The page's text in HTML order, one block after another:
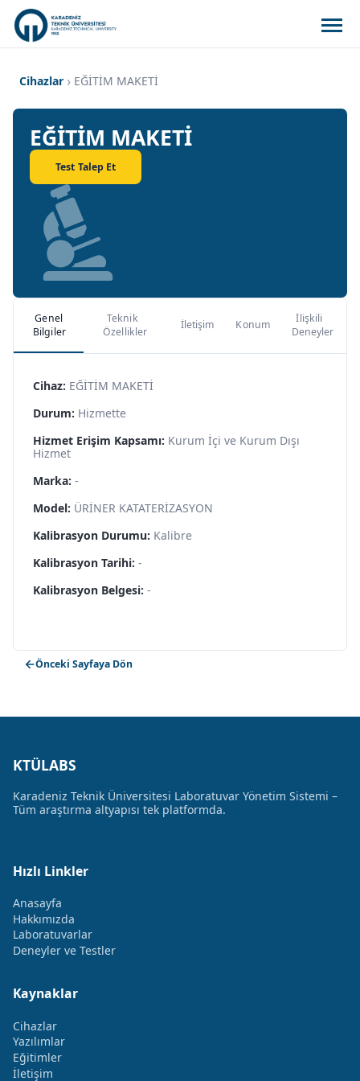
Cihazlar EĞİTİM MAKETİ
EĞİTİM MAKETİ
Test Talep Et
Genel
Bilgiler
Teknik
Özellikler
İletişim Konum
İlişkili
Deneyler
Cihaz: EĞİTİM MAKETİ
Durum: Hizmette
Hizmet Erişim Kapsamı: Kurum İçi ve Kurum Dışı
Hizmet
Marka: -
Model: ÜRİNER KATATERİZASYON
Kalibrasyon Durumu: Kalibre
Kalibrasyon Tarihi: -
Kalibrasyon Belgesi: -
Önceki Sayfaya Dön
KTÜLABS
Karadeniz Teknik Üniversitesi Laboratuvar Yönetim Sistemi –
Tüm araştırma altyapısı tek platformda.
Hızlı Linkler
Anasayfa
Hakkımızda
Laboratuvarlar
Deneyler ve Testler
Kaynaklar
Cihazlar
Yazılımlar
Eğitimler
İletişim